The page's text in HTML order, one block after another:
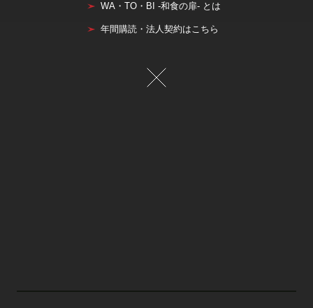
WA・TO・BI -和食の扉- とは
年間購読・法人契約はこちら